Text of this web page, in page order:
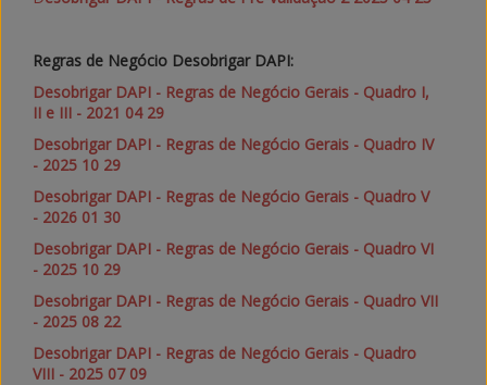
Regras de Negócio Desobrigar DAPI:
Desobrigar DAPI - Regras de Negócio Gerais - Quadro I,
II e III - 2021 04 29
Desobrigar DAPI - Regras de Negócio Gerais - Quadro IV
- 2025 10 29
Desobrigar DAPI - Regras de Negócio Gerais - Quadro V
- 2026 01 30
Desobrigar DAPI - Regras de Negócio Gerais - Quadro VI
- 2025 10 29
Desobrigar DAPI - Regras de Negócio Gerais - Quadro VII
- 2025 08 22
Desobrigar DAPI - Regras de Negócio Gerais - Quadro
VIII - 2025 07 09